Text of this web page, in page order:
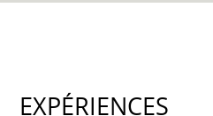
EXPÉRIENCES